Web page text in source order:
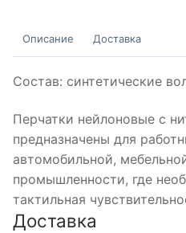
Описание Доставка
Состав: синтетические
Перчатки нейлоновые с
предназначены для
автомобильной,
промышленности, где
тактильная
Доставка